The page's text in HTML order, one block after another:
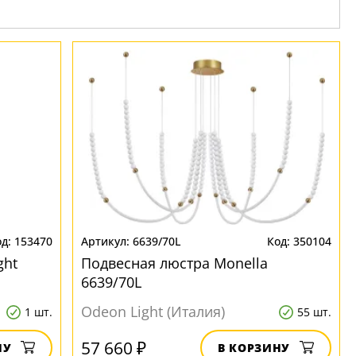
153470
1 шт.
6639/70L 350104
Подвесная люстра Monella
6639/70L
Odeon Light (Италия)
55 шт.
57 660 ₽ В КОРЗИНУ